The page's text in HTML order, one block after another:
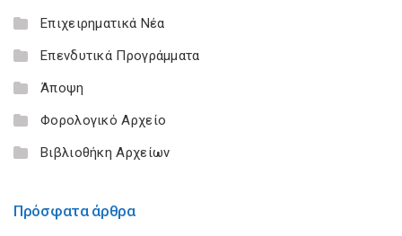
Επιχειρηματικά Νέα
Επενδυτικά Προγράμματα
Άποψη
Φορολογικό Αρχείο
Βιβλιοθήκη Αρχείων
Πρόσφατα άρθρα